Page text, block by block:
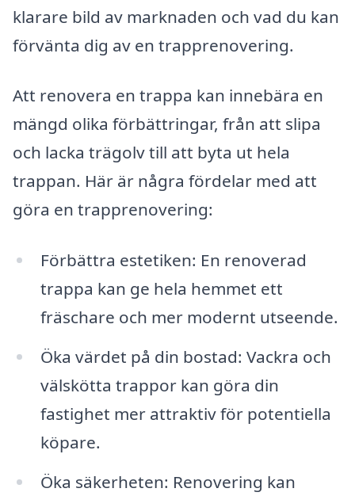
klarare bild av marknaden och vad du kan
förvänta dig av en trapprenovering.
Att renovera en trappa kan innebära en
mängd olika förbättringar, från att slipa
och lacka trägolv till att byta ut hela
trappan. Här är några fördelar med att
göra en trapprenovering:
Förbättra estetiken: En renoverad
trappa kan ge hela hemmet ett
fräschare och mer modernt utseende.
Öka värdet på din bostad: Vackra och
välskötta trappor kan göra din
fastighet mer attraktiv för potentiella
köpare.
Öka säkerheten: Renovering kan